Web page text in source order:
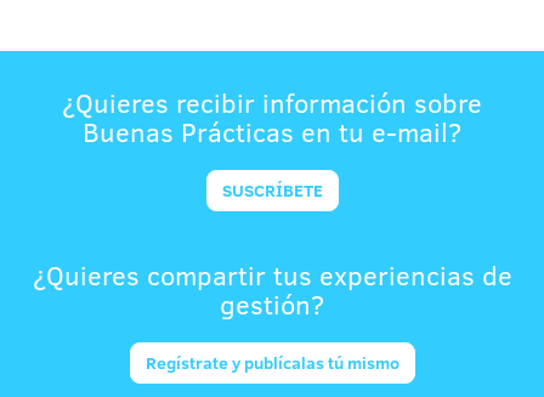
¿Quieres recibir información sobre
Buenas Prácticas en tu e-mail?
SUSCRÍBETE
¿Quieres compartir tus experiencias de
gestión?
Regístrate y publícalas tú mismo